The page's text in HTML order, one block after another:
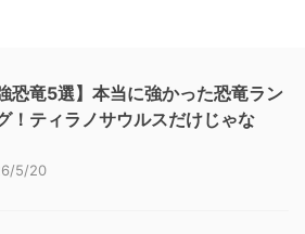
強恐竜5選】本当に強かった恐竜ラン
！ティラノサウルスだけじゃな
5/20